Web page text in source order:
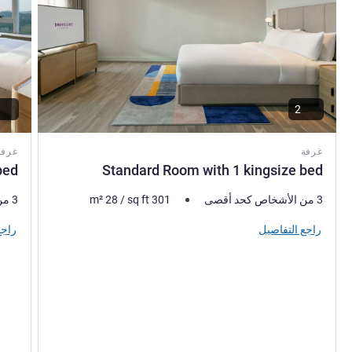
غرفة
Standard Room with 1 kingsize bed
3 من الأشخاص كحد أقصى m²28 /sq ft 301
راجع التفاصيل
3 من الأشخاص كحد أقصى